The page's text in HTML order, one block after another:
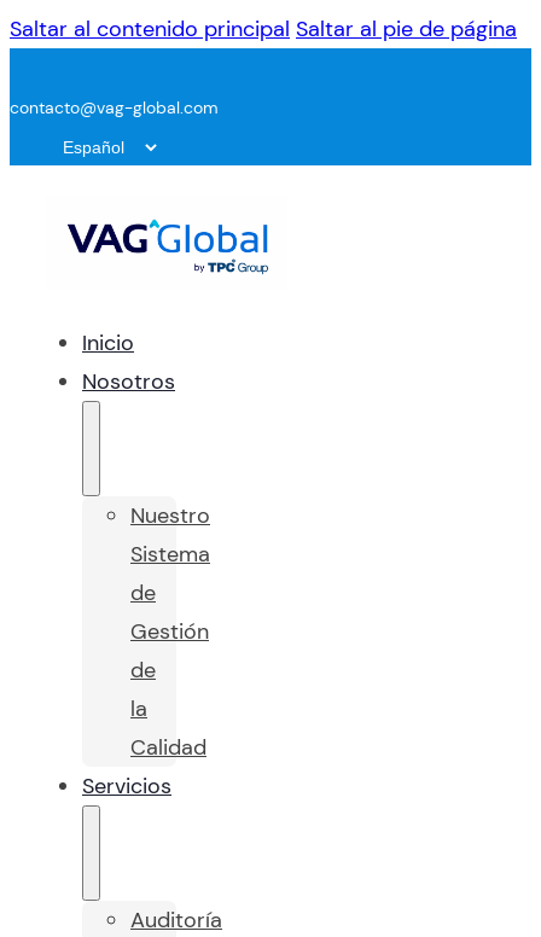
Saltar al contenido principal Saltar al pie de página
contacto@vag-global.com
Inicio
Nosotros
Nuestro
Sistema
de
Gestión
de
la
Calidad
Servicios
Auditoría